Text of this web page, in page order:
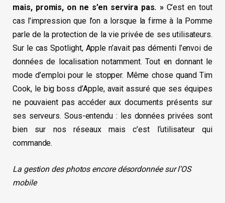
mais, promis, on ne s’en servira pas. »C’est en tout
cas l’impression que l’on a lorsque la firme à la Pomme
parle de la protection de la vie privée de ses utilisateurs.
Sur le cas Spotlight, Apple n’avait pas démenti l’envoi de
données de localisation notamment. Tout en donnant le
mode d’emploi pour le stopper. Même chose quand Tim
Cook, le big boss d’Apple, avait assuré que ses équipes
ne pouvaient pas accéder aux documents présents sur
ses serveurs. Sous-entendu : les données privées sont
bien sur nos réseaux mais c’est l‘utilisateur qui
commande.
La gestion des photos encore désordonnée sur l’OS
mobile